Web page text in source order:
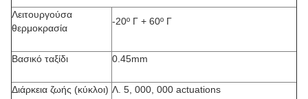
Λειτουργούσα
θερμοκρασία
-20º Γ + 60º Γ
Βασικό ταξίδι 0.45mm
Διάρκεια ζωής (κύκλοι) Λ. 5, 000, 000 actuations